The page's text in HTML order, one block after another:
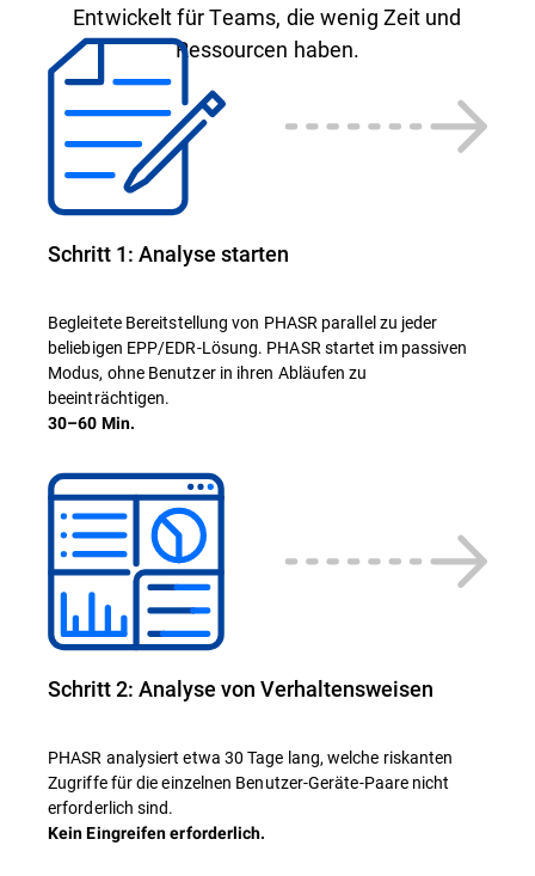
Entwickelt für Teams, die wenig Zeit und
Ressourcen haben.
Schritt 1: Analyse starten
Begleitete Bereitstellung von PHASR parallel zu jeder
beliebigen EPP/EDR-Lösung. PHASR startet im passiven
Modus, ohne Benutzer in ihren Abläufen zu
beeinträchtigen.
30–60 Min.
Schritt 2: Analyse von Verhaltensweisen
PHASR analysiert etwa 30 Tage lang, welche riskanten
Zugriffe für die einzelnen Benutzer-Geräte-Paare nicht
erforderlich sind.
Kein Eingreifen erforderlich.